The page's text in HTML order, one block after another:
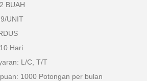
BUAH
UNIT
Hari
L/C, T/T
1000 Potongan per bulan